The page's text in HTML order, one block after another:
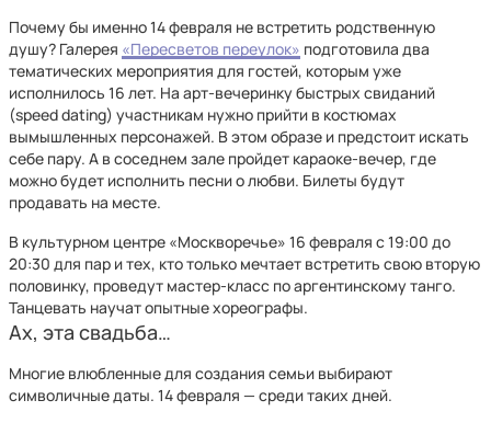
Почему бы именно 14 февраля не встретить родственную
душу? Галерея «Пересветов переулок» подготовила два
тематических мероприятия для гостей, которым уже
исполнилось 16 лет. На арт-вечеринку быстрых свиданий
(speed dating) участникам нужно прийти в костюмах
вымышленных персонажей. В этом образе и предстоит искать
себе пару. А в соседнем зале пройдет караоке-вечер, где
можно будет исполнить песни о любви. Билеты будут
продавать на месте.
В культурном центре «Москворечье» 16 февраля с 19:00 до
20:30 для пар и тех, кто только мечтает встретить свою вторую
половинку, проведут мастер-класс по аргентинскому танго.
Танцевать научат опытные хореографы.
Ах, эта свадьба…
Многие влюбленные для создания семьи выбирают
символичные даты. 14 февраля — среди таких дней.